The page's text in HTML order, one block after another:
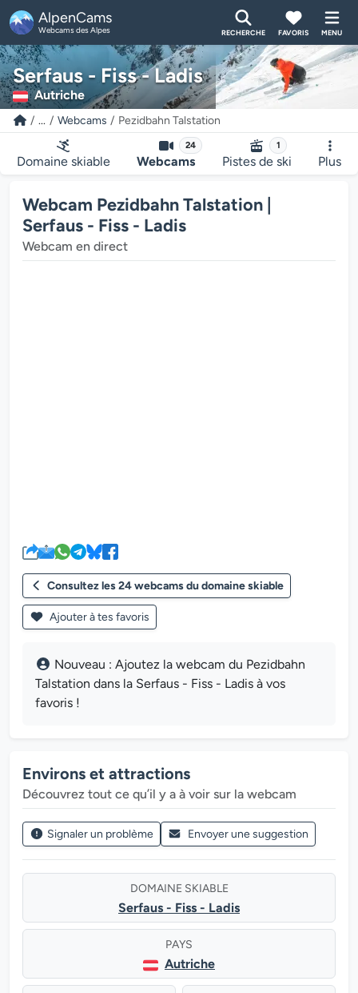
AlpenCams
Webcams des Alpes RECHERCHE FAVORIS MENU
Serfaus - Fiss - Ladis
Autriche
... Webcams Pezidbahn Talstation
Domaine skiable
24
Webcams
1
Pistes de ski Plus
Webcam Pezidbahn Talstation |
Serfaus - Fiss - Ladis
Webcam en direct
Consultez les 24 webcams du domaine skiable
Ajouter à tes favoris
Nouveau : Ajoutez la webcam du Pezidbahn
Talstation dans la Serfaus - Fiss - Ladis à vos
favoris !
Environs et attractions
Découvrez tout ce qu’il y a à voir sur la webcam
Signaler un problème Envoyer une suggestion
DOMAINE SKIABLE
Serfaus - Fiss - Ladis
PAYS
Autriche